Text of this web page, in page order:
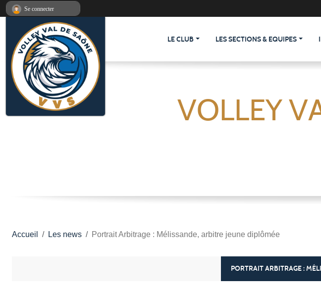
LE CLUB LES SECTIONS & EQUIPES
VOLLEY
Accueil Les news Portrait Arbitrage : Mélissande, arbitre jeune diplômée
PORTRAIT ARBITRAGE :
Se connecter
Panneau de gestion des cookies